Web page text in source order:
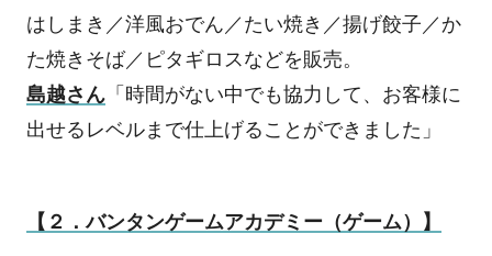
はしまき／洋風おでん／たい焼き／揚げ餃子／か
た焼きそば／ピタギロスなどを販売。
島越さん「時間がない中でも協力して、お客様に
出せるレベルまで仕上げることができました」
【２．バンタンゲームアカデミー（ゲーム）】